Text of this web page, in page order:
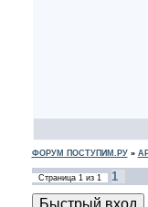
ФОРУМ ПОСТУПИМ.РУ»
Страница 1из 1 1